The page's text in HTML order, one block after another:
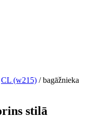
CL (w215) / bagāžnieka
stilā